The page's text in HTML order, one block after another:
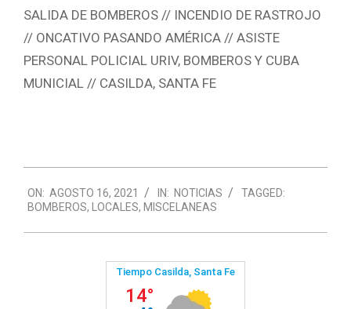
SALIDA DE BOMBEROS // INCENDIO DE RASTROJO
// ONCATIVO PASANDO AMÉRICA // ASISTE
PERSONAL POLICIAL URIV, BOMBEROS Y CUBA
MUNICIAL // CASILDA, SANTA FE
08-
16
ON: AGOSTO 16, 2021 IN: NOTICIAS
TAGGED:
BOMBEROS, LOCALES, MISCELANEAS